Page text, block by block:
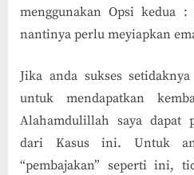
menggunakan Opsi kedua
nantinya perlu meyiapkan
Jika anda sukses
untuk mendapatkan
Alahamdulillah saya dapat
dari Kasus ini. Untuk
“pembajakan” seperti ini,